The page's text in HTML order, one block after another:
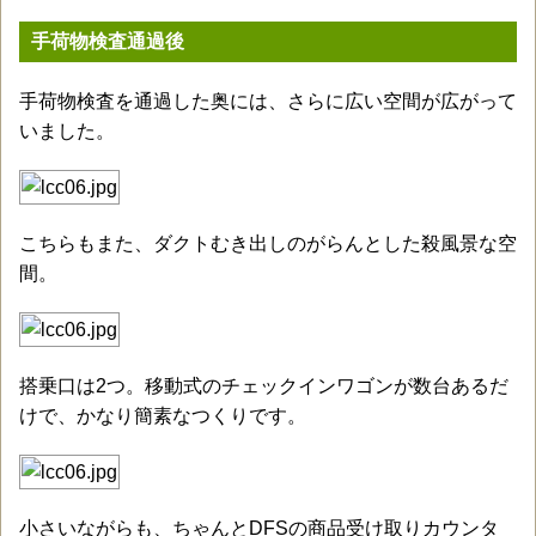
手荷物検査通過後
手荷物検査を通過した奥には、さらに広い空間が広がって
いました。
こちらもまた、ダクトむき出しのがらんとした殺風景な空
間。
搭乗口は2つ。移動式のチェックインワゴンが数台あるだ
けで、かなり簡素なつくりです。
小さいながらも、ちゃんとDFSの商品受け取りカウンタ